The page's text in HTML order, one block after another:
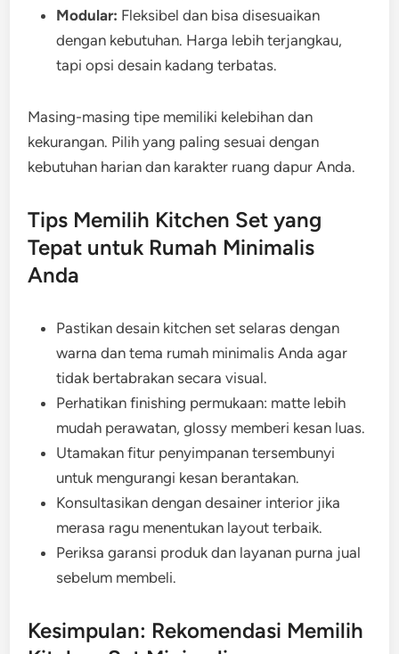
Modular: Fleksibel dan bisa disesuaikan
dengan kebutuhan. Harga lebih terjangkau,
tapi opsi desain kadang terbatas.
Masing-masing tipe memiliki kelebihan dan
kekurangan. Pilih yang paling sesuai dengan
kebutuhan harian dan karakter ruang dapur Anda.
Tips Memilih Kitchen Set yang
Tepat untuk Rumah Minimalis
Anda
Pastikan desain kitchen set selaras dengan
warna dan tema rumah minimalis Anda agar
tidak bertabrakan secara visual.
Perhatikan finishing permukaan: matte lebih
mudah perawatan, glossy memberi kesan luas.
Utamakan fitur penyimpanan tersembunyi
untuk mengurangi kesan berantakan.
Konsultasikan dengan desainer interior jika
merasa ragu menentukan layout terbaik.
Periksa garansi produk dan layanan purna jual
sebelum membeli.
Kesimpulan: Rekomendasi Memilih